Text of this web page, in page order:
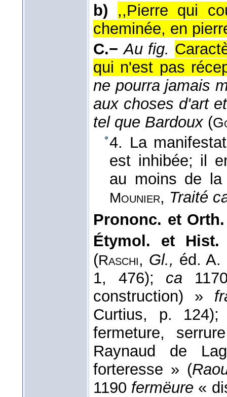
b)
,,Pierre qui
cheminée, en
C.− Au fig.
qui n'est pas
ne pourra jamais
aux choses d'art
tel que Bardoux(
4. La
est inhibée; il
au moins de la
Mounier, Traité
Prononc. et
Étymol. et Hist.
(Raschi, Gl., éd. A.
1, 476); ca
construction) »
Curtius, p.
fermeture,
Raynaud de
forteresse » (
1190 fermëure «